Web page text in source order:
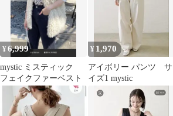
¥6,999
mystic ミスティック
フェイクファーベスト
¥ 1,970
アイボリー パンツ サ
イズ1 mystic